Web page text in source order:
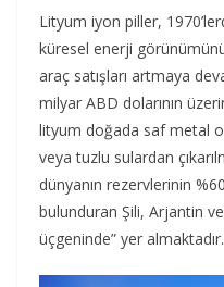
Lityum iyon piller,
küresel enerji
araç satışları artmaya
milyar ABD dolarının
lityum doğada saf metal
veya tuzlu sulardan
dünyanın rezervlerinin
bulunduran Şili, Arjantin
üçgeninde” yer almaktadır.